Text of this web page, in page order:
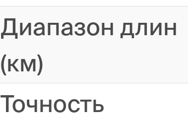
Диапазон длин
(км)
Точность